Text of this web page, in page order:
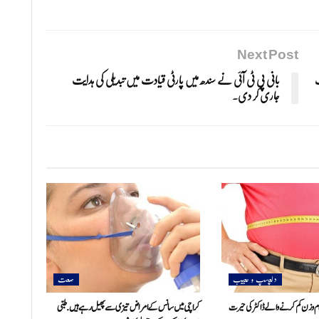
Next Post
بانی پی ٹی آئی نے سندھ میں پارٹی قیادت میں تبدیلی کی ہدایت
جاری کر دی۔
دلچسپ و عجیب
25 کلوگرام وزن کم کرنے والے ڈاکٹر کی حیرت
صحت
کراچی میں سانس کے امراض تیزی سے پھیل رہے ہیں. طبی